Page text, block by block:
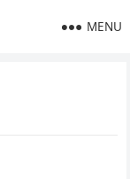
MENU